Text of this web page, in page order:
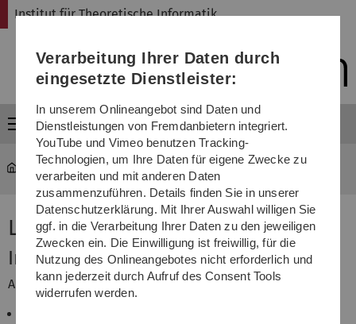
Direkt
Direkt
Direkt
(Sprache,
Drucken,
Media)
Direkt
Direkt
Institut für Theoretische Informatik
Menü
Institut für Theoretische Informatik
Logik
Inhalt
Aussagenlogik
Verarbeitung Ihrer Daten durch
eingesetzte Dienstleister:
In unserem Onlineangebot sind Daten und
Dienstleistungen von Fremdanbietern integriert.
YouTube und Vimeo benutzen Tracking-
Technologien, um Ihre Daten für eigene Zwecke zu
verarbeiten und mit anderen Daten
zusammenzuführen. Details finden Sie in unserer
Datenschutzerklärung. Mit Ihrer Auswahl willigen Sie
ggf. in die Verarbeitung Ihrer Daten zu den jeweiligen
Zwecken ein. Die Einwilligung ist freiwillig, für die
Nutzung des Onlineangebotes nicht erforderlich und
kann jederzeit durch Aufruf des Consent Tools
widerrufen werden.